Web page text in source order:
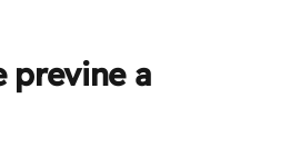
previne a